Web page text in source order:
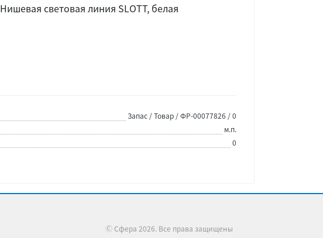
Нишевая световая линия SLOTT, белая
Запас / Товар / ФР-00077826 / 0
м.п.
0
Ⓒ Сфера 2026. Все права защищены